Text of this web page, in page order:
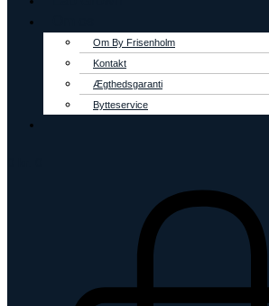
Om By Frisenholm
Kontakt
Ægthedsgaranti
Bytteservice